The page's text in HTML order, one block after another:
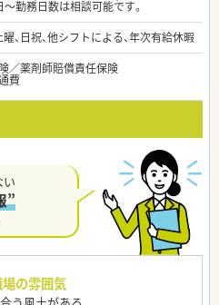
勤務日数は相談可能です。
曜、日祝、他シフトによる、年次有給休暇
／薬剤師賠償責任保険
費
い
”
の雰囲気